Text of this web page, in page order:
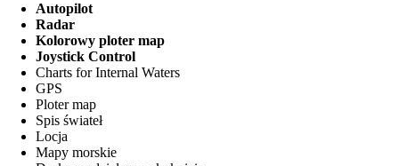
Autopilot
Radar
Kolorowy ploter map
Joystick Control
Charts for Internal Waters
GPS
Ploter map
Spis świateł
Locja
Mapy morskie